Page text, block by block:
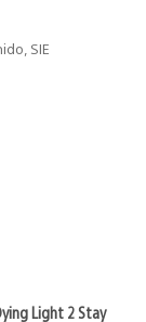
SIE
Light 2 Stay